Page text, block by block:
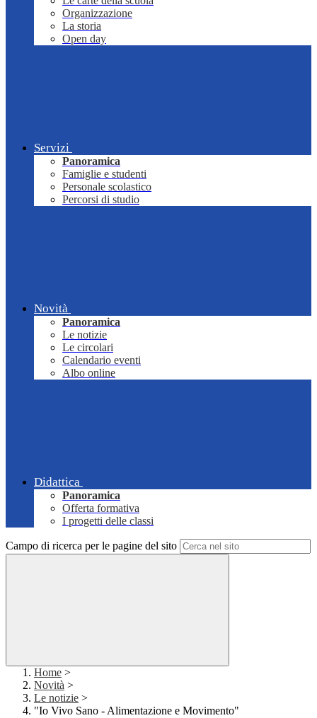
Organizzazione
La storia
Open day
Servizi
Panoramica
Famiglie e studenti
Personale scolastico
Percorsi di studio
Novità
Panoramica
Le notizie
Le circolari
Calendario eventi
Albo online
Didattica
Panoramica
Offerta formativa
I progetti delle classi
Campo di ricerca per le pagine del sito
Home >
Novità >
Le notizie >
"Io Vivo Sano - Alimentazione e Movimento"